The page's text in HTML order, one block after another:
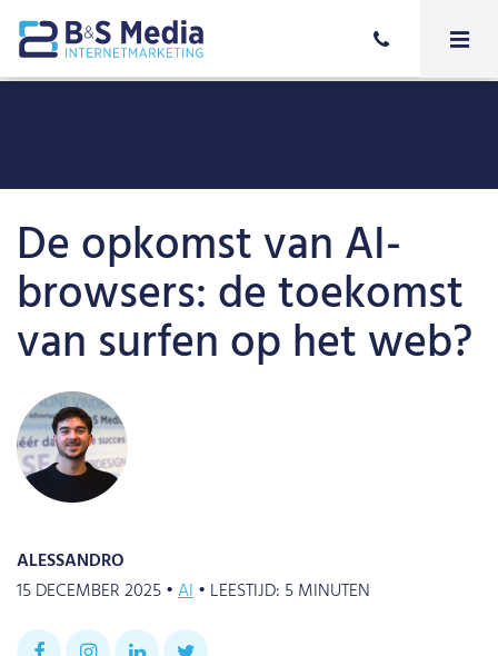
De opkomst van AI-
browsers: de toekomst
van surfen op het web?
ALESSANDRO
15 DECEMBER 2025 •AI• LEESTIJD: 5MINUTEN